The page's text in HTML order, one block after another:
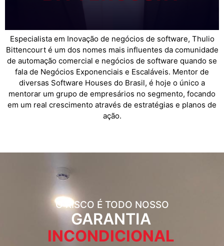
Especialista em Inovação de negócios de software, Thulio
Bittencourt é um dos nomes mais influentes da comunidade
de automação comercial e negócios de software quando se
fala de Negócios Exponenciais e Escaláveis. Mentor de
diversas Software Houses do Brasil, é hoje o único a
mentorar um grupo de empresários no segmento, focando
em um real crescimento através de estratégias e planos de
ação.
O RISCO É TODO NOSSO
GARANTIA
INCONDICIONAL